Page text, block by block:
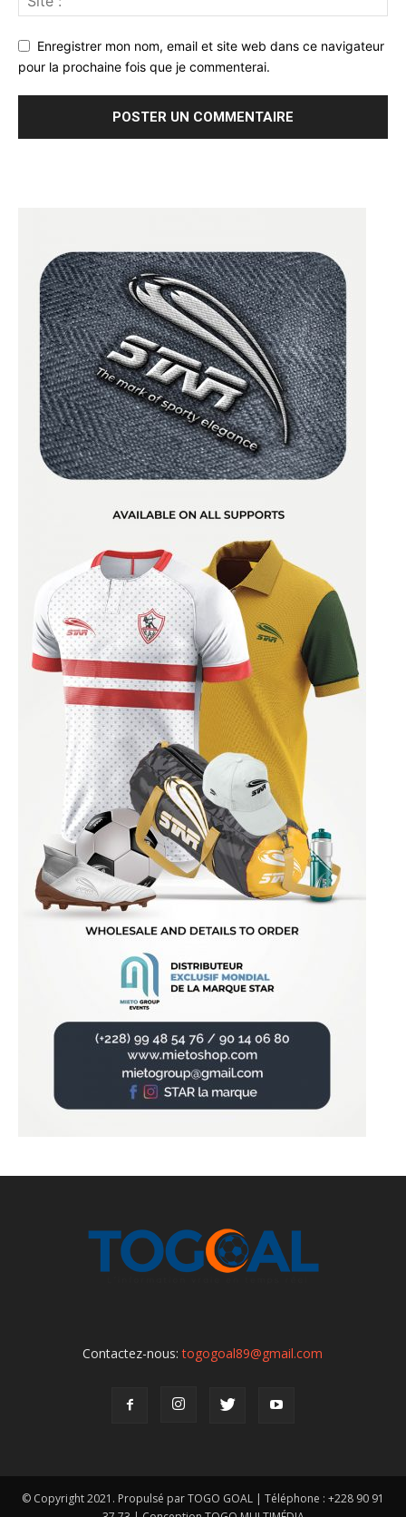
Enregistrer mon nom, email et site web dans ce navigateur
pour la prochaine fois que je commenterai.
Contactez-nous:togogoal89@gmail.com
© Copyright 2021. Propulsé par TOGO GOAL | Téléphone : +228 90 91